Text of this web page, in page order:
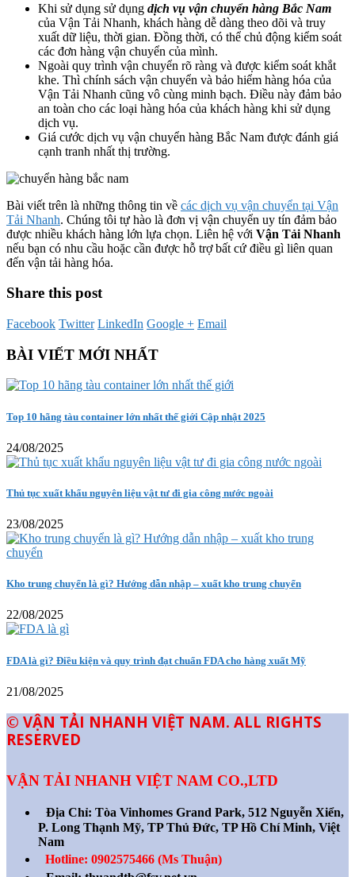
Khi sử dụng sử dụng dịch vụ vận chuyển hàng Bắc Nam
của Vận Tải Nhanh, khách hàng dễ dàng theo dõi và truy
xuất dữ liệu, thời gian. Đồng thời, có thể chủ động kiểm soát
các đơn hàng vận chuyển của mình.
Ngoài quy trình vận chuyển rõ ràng và được kiểm soát khắt
khe. Thì chính sách vận chuyển và bảo hiểm hàng hóa của
Vận Tải Nhanh cũng vô cùng minh bạch. Điều này đảm bảo
an toàn cho các loại hàng hóa của khách hàng khi sử dụng
dịch vụ.
Giá cước dịch vụ vận chuyển hàng Bắc Nam được đánh giá
cạnh tranh nhất thị trường.
Bài viết trên là những thông tin về các dịch vụ vận chuyển tại Vận
Tải Nhanh. Chúng tôi tự hào là đơn vị vận chuyển uy tín đảm bảo
được nhiều khách hàng lớn lựa chọn. Liên hệ với Vận Tải Nhanh
nếu bạn có nhu cầu hoặc cần được hỗ trợ bất cứ điều gì liên quan
đến vận tải hàng hóa.
Share this post
Facebook Twitter LinkedIn Google + Email
BÀI VIẾT MỚI NHẤT
Top 10 hãng tàu container lớn nhất thế giới Cập nhật 2025
24/08/2025
Thủ tục xuất khẩu nguyên liệu vật tư đi gia công nước ngoài
23/08/2025
Kho trung chuyển là gì? Hướng dẫn nhập – xuất kho trung chuyển
22/08/2025
FDA là gì? Điều kiện và quy trình đạt chuẩn FDA cho hàng xuất Mỹ
21/08/2025
© VẬN TẢI NHANH VIỆT NAM. ALL RIGHTS
RESERVED
VẬN TẢI NHANH VIỆT NAM CO.,LTD
Địa Chỉ: Tòa Vinhomes Grand Park, 512 Nguyễn Xiển,
P. Long Thạnh Mỹ, TP Thủ Đức, TP Hồ Chí Minh, Việt
Nam
Hotline: 0902575466 (Ms Thuận)